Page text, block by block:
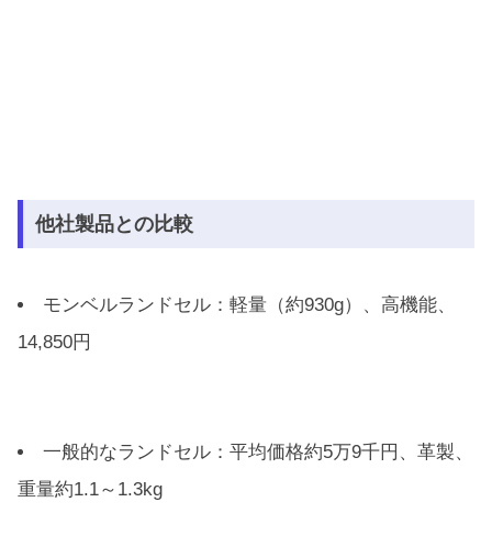
他社製品との比較
モンベルランドセル：軽量（約930g）、高機能、
14,850円
一般的なランドセル：平均価格約5万9千円、革製、
重量約1.1～1.3kg